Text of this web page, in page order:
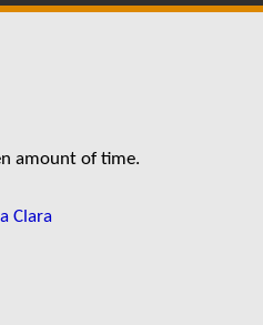
amount of time.
Clara